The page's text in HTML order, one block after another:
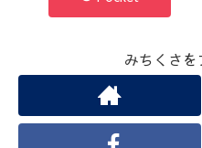
みちくさを